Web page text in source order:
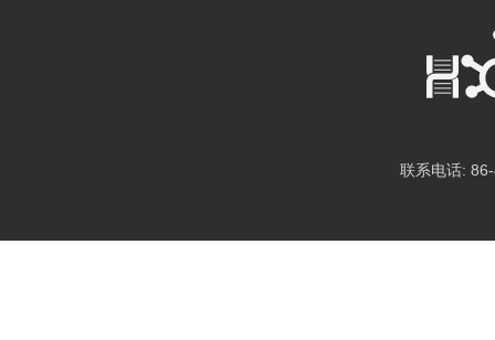
联系电话: